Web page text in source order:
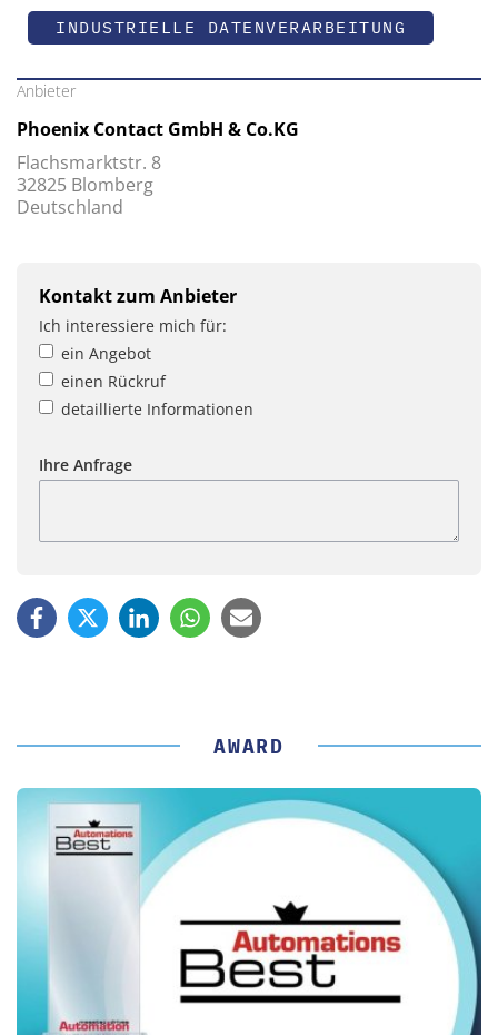
INDUSTRIELLE DATENVERARBEITUNG
Anbieter
Phoenix Contact GmbH & Co.KG
Flachsmarktstr. 8
32825 Blomberg
Deutschland
Kontakt zum Anbieter
Ich interessiere mich für:
ein Angebot
einen Rückruf
detaillierte Informationen
Ihre Anfrage
AWARD